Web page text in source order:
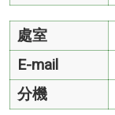
處室
E-mail
分機